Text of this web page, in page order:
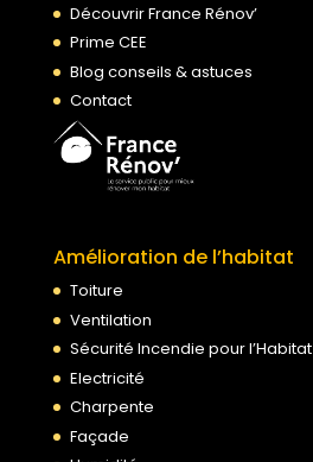
Découvrir France Rénov’
Prime CEE
Blog conseils & astuces
Contact
Amélioration de l’habitat
Toiture
Ventilation
Sécurité Incendie pour l’Habitat
Electricité
Charpente
Façade